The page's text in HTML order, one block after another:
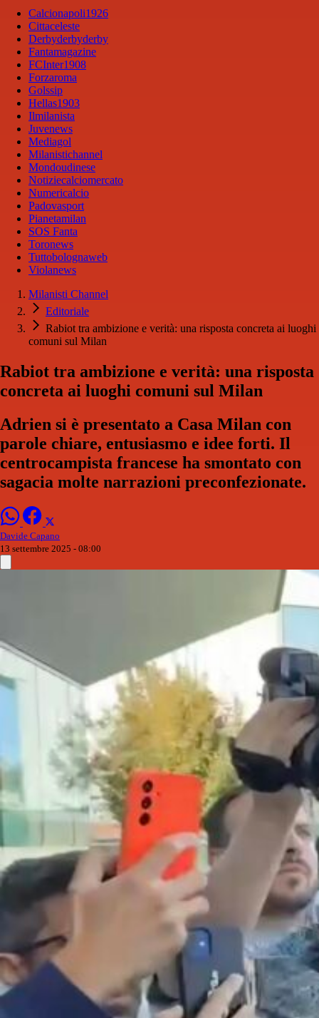
Calcionapoli1926
Cittaceleste
Derbyderbyderby
Fantamagazine
FCInter1908
Forzaroma
Golssip
Hellas1903
Ilmilanista
Juvenews
Mediagol
Milanistichannel
Mondoudinese
Notiziecalciomercato
Numericalcio
Padovasport
Pianetamilan
SOS Fanta
Toronews
Tuttobolognaweb
Violanews
Milanisti Channel
Editoriale
Rabiot tra ambizione e verità: una risposta concreta ai luoghi
comuni sul Milan
Rabiot tra ambizione e verità: una risposta
concreta ai luoghi comuni sul Milan
Adrien si è presentato a Casa Milan con
parole chiare, entusiasmo e idee forti. Il
centrocampista francese ha smontato con
sagacia molte narrazioni preconfezionate.
Davide Capano
13 settembre 2025 - 08:00